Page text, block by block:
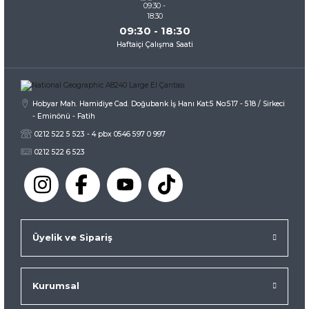
09:30 - 18:30
Haftaiçi Çalışma Saati
Hobyar Mah. Hamidiye Cad. Doğubank İş Hanı Kat:5 No:517 - 518 / Sirkeci
- Eminönü - Fatih
0212 522 5 523 - 4 pbx 0546 597 0 997
0212 522 6 523
Üyelik ve Sipariş
Kurumsal